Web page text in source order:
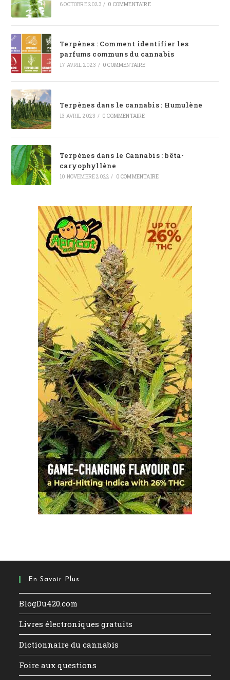
6 OCTOBRE 2023 / 0 COMMENTAIRE
Terpènes : Comment identifier les
parfums communs du cannabis
17 AVRIL 2023 / 0 COMMENTAIRE
Terpènes dans le cannabis : Humulène
13 AVRIL 2023 / 0 COMMENTAIRE
Terpènes dans le Cannabis : bêta-
caryophyllène
10 NOVEMBRE 2022 / 0 COMMENTAIRE
En Savoir Plus
BlogDu420.com
Livres électroniques gratuits
Dictionnaire du cannabis
Foire aux questions